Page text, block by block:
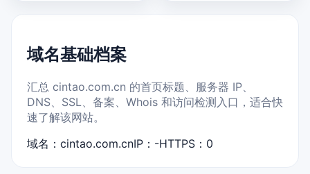
域名基础档案
汇总 cintao.com.cn 的首页标题、服务器 IP、
DNS、SSL、备案、Whois 和访问检测入口，适合快
速了解该网站。
域名：cintao.com.cnIP：-HTTPS：0